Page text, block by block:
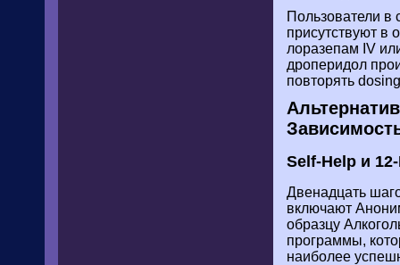
Пользователи в
присутствуют в
лоразепам IV
дроперидол
повторять
Self-Help и
Двенадцать
включают
образцу
программы,
наиболее